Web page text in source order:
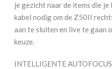
je gezicht naar de items die je
kabel nodig om de Z50II
aan te sluiten en live te gaan
keuze.
INTELLIGENTE AUTOFOCUS